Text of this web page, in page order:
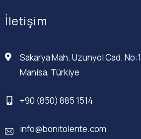
İletişim
Sakarya Mah. Uzunyol Cad.
Manisa, Türkiye
+90 (850) 885 1514
info@bonitolente.com